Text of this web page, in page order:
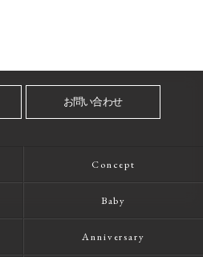
お問い合わせ
Concept
Baby
Anniversary